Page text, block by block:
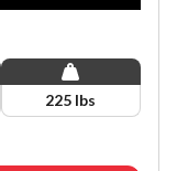
225 lbs